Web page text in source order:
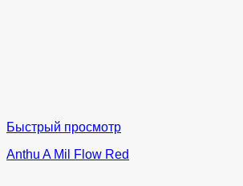
Быстрый просмотр
Anthu A Mil Flow Red